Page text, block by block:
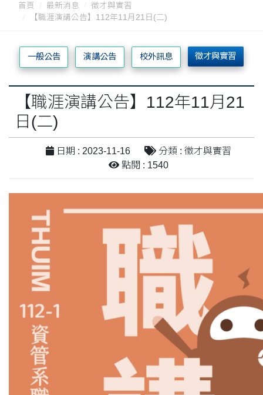
首頁 最新消息
徵才與實習
【職涯演講公告】112年11月21日(二)
一般公告 演講公告 校外訊息 徵才與實習
【職涯演講公告】112年11月21
日(二)
日期 : 2023-11-16
分類 : 徵才與實習
點閱 : 1540